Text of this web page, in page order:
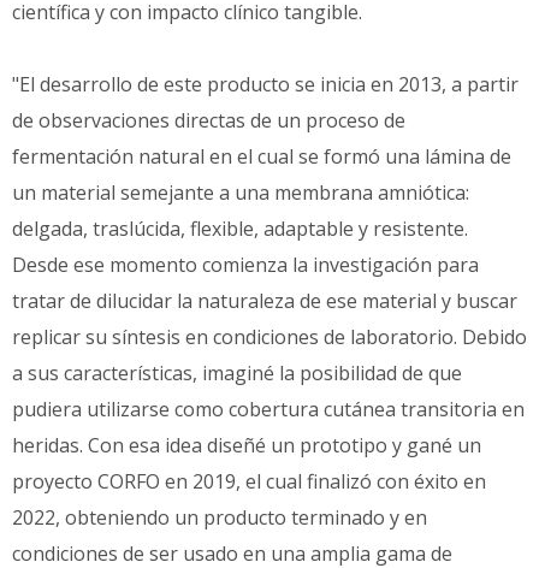
científica y con impacto clínico tangible.
"El desarrollo de este producto se inicia en 2013, a partir
de observaciones directas de un proceso de
fermentación natural en el cual se formó una lámina de
un material semejante a una membrana amniótica:
delgada, traslúcida, flexible, adaptable y resistente.
Desde ese momento comienza la investigación para
tratar de dilucidar la naturaleza de ese material y buscar
replicar su síntesis en condiciones de laboratorio. Debido
a sus características, imaginé la posibilidad de que
pudiera utilizarse como cobertura cutánea transitoria en
heridas. Con esa idea diseñé un prototipo y gané un
proyecto CORFO en 2019, el cual finalizó con éxito en
2022, obteniendo un producto terminado y en
condiciones de ser usado en una amplia gama de